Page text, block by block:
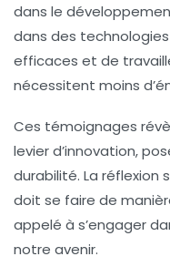
dans le
dans des
efficaces et de
nécessitent moins
Ces témoignages
levier d’innovation,
durabilité. La réflexion
doit se faire de
appelé à s’engager
notre avenir.